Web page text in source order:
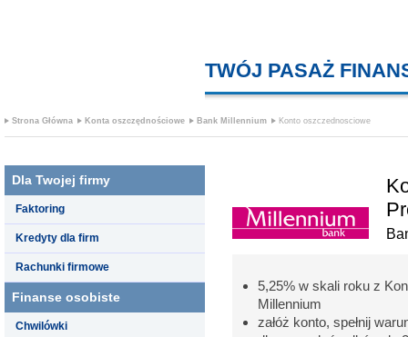
TWÓJ PASAŻ
Strona Główna Konta oszczędnościowe Bank Millennium Konto oszczednosciowe
Dla Twojej firmy
Faktoring
Kredyty dla firm
Rachunki firmowe
Finanse osobiste
Chwilówki
5,25% w skali roku z
Millennium
załóż konto, spełnij